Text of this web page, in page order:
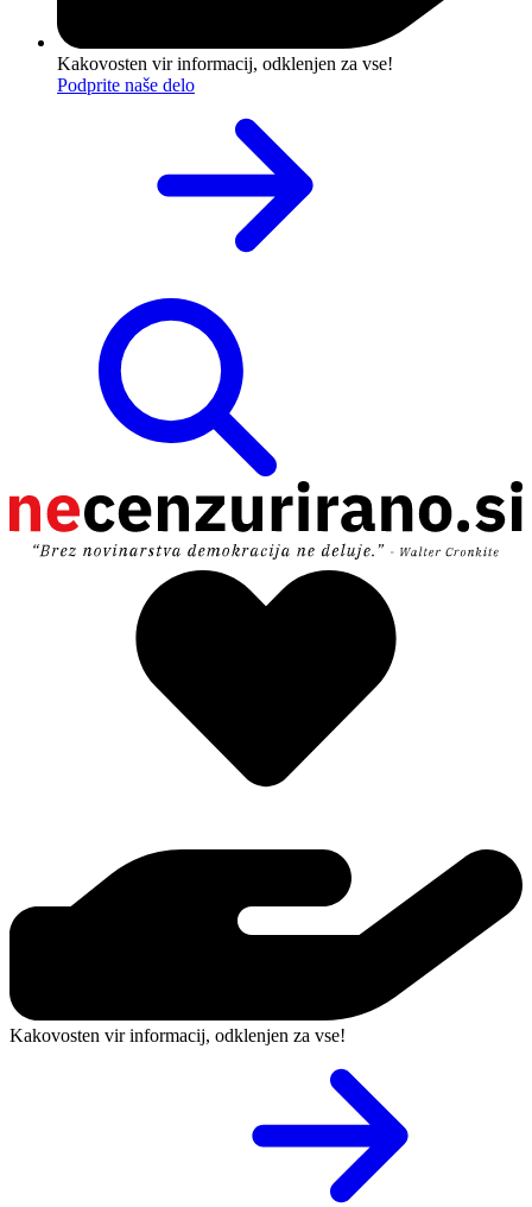
Kakovosten vir informacij, odklenjen za vse!
Podprite naše delo
Kakovosten vir informacij, odklenjen za vse!